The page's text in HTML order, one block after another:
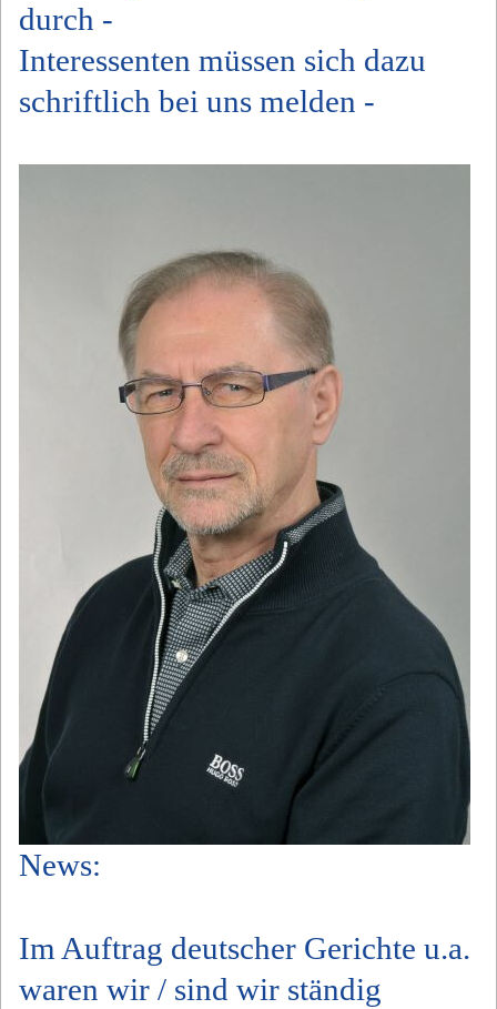
durch -
Interessenten müssen sich dazu
schriftlich bei uns melden -
News:
Im Auftrag deutscher Gerichte u.a.
waren wir / sind wir ständig